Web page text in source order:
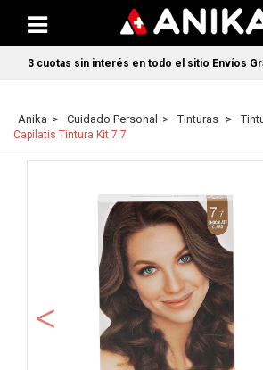
3 cuotas sin interés en todo el sitio Envíos
Anika Cuidado Personal Tinturas
Capilatis Tintura Kit 7.7